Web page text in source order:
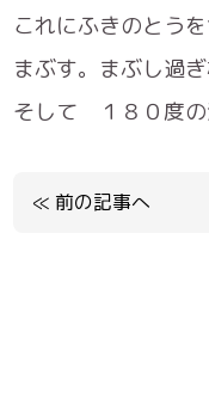
これにふきのとう
まぶす。まぶし過ぎ
そして １８０度の
≪ 前の記事へ